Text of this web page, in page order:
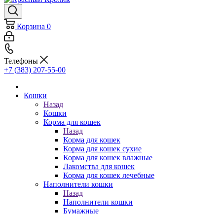
Корзина 0
Телефоны
+7 (383) 207-55-00
Кошки
Назад
Кошки
Корма для кошек
Назад
Корма для кошек
Корма для кошек сухие
Корма для кошек влажные
Лакомства для кошек
Корма для кошек лечебные
Наполнители кошки
Назад
Наполнители кошки
Бумажные